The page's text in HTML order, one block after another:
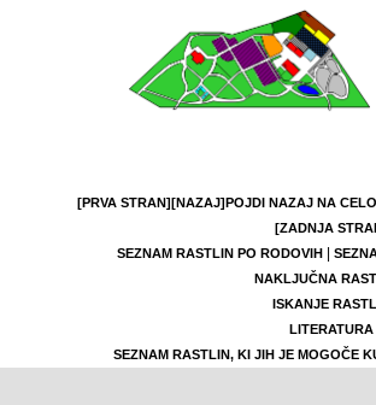
[PRVA STRAN][NAZAJ]POJDI NAZAJ NA
[ZADNJA
SEZNAM RASTLIN PO RODOVIH|
NAKLJUČNA
ISKANJE
LITERATURA
SEZNAM RASTLIN, KI JIH JE MOGOČE